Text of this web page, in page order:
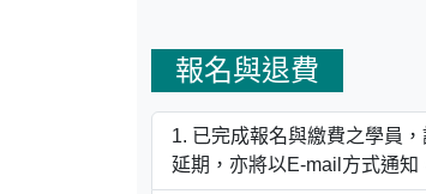
報名與退費
已完成報名與繳費之學員
延期，亦將以E-mail方式通知